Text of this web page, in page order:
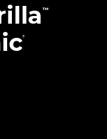
™
⁵